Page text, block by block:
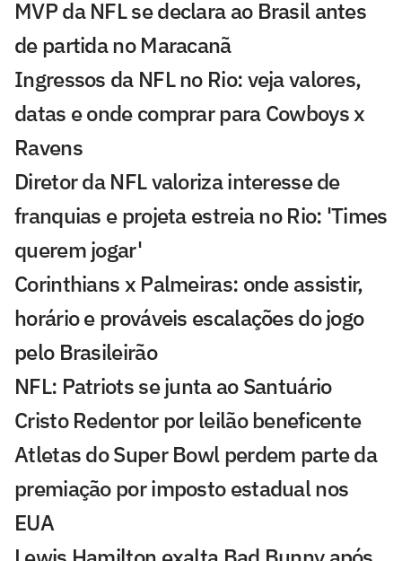
MVP da NFL se declara ao Brasil antes
de partida no Maracanã
Ingressos da NFL no Rio: veja valores,
datas e onde comprar para Cowboys x
Ravens
Diretor da NFL valoriza interesse de
franquias e projeta estreia no Rio: 'Times
querem jogar'
Corinthians x Palmeiras: onde assistir,
horário e prováveis escalações do jogo
pelo Brasileirão
NFL: Patriots se junta ao Santuário
Cristo Redentor por leilão beneficente
Atletas do Super Bowl perdem parte da
premiação por imposto estadual nos
EUA